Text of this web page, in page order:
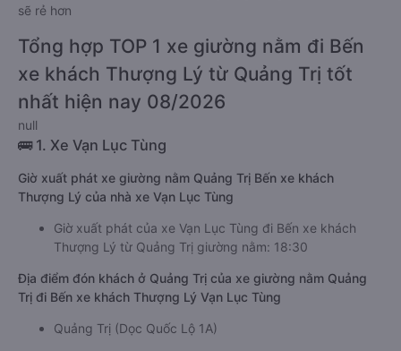
sẽ rẻ hơn
Tổng hợp TOP 1 xe giường nằm đi Bến
xe khách Thượng Lý từ Quảng Trị tốt
nhất hiện nay 08/2026
null
🚌 1. Xe Vạn Lục Tùng
Giờ xuất phát xe giường nằm Quảng Trị Bến xe khách
Thượng Lý của nhà xe Vạn Lục Tùng
Giờ xuất phát của xe Vạn Lục Tùng đi Bến xe khách
Thượng Lý từ Quảng Trị giường nằm: 18:30
Địa điểm đón khách ở Quảng Trị của xe giường nằm Quảng
Trị đi Bến xe khách Thượng Lý Vạn Lục Tùng
Quảng Trị (Dọc Quốc Lộ 1A)